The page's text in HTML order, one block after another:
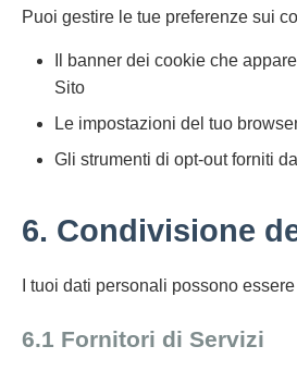
Puoi gestire le tue preferenze sui
Il banner dei cookie che
Sito
Le impostazioni del tuo
Gli strumenti di opt-out forniti
6. Condivisione
I tuoi dati personali possono
6.1 Fornitori di Servizi